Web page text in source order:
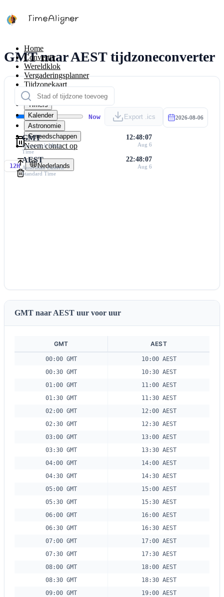
Home
Converter
Wereldklok
Vergaderingsplanner
Tijdzonekaart
Calculators
Timers
Kalender
Astronomie
Gereedschappen
Neem contact op
12H Nederlands
GMT naar AEST tijdzoneconverter
Now Export .ics 2026-08-06
GMT
Greenwich Mean
Time
12:48:07
Aug 6
AEST
Australian Eastern
Standard Time
22:48:07
Aug 6
GMT naar AEST uur voor uur
GMT AEST
00:00 GMT
10:00 AEST
00:30 GMT
10:30 AEST
01:00 GMT
11:00 AEST
01:30 GMT
11:30 AEST
02:00 GMT
12:00 AEST
02:30 GMT
12:30 AEST
03:00 GMT
13:00 AEST
03:30 GMT
13:30 AEST
04:00 GMT
14:00 AEST
04:30 GMT
14:30 AEST
05:00 GMT
15:00 AEST
05:30 GMT
15:30 AEST
06:00 GMT
16:00 AEST
06:30 GMT
16:30 AEST
07:00 GMT
17:00 AEST
07:30 GMT
17:30 AEST
08:00 GMT
18:00 AEST
08:30 GMT
18:30 AEST
09:00 GMT
19:00 AEST